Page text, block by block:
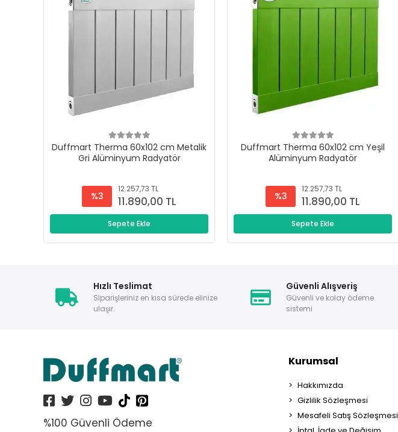
Duffmart Therma 60x102 cm Metalik
Gri Alüminyum Radyatör
%3
12.257,73 TL
11.890,00 TL
Sepete Ekle
Duffmart Therma 60x102 cm Yeşil
Alüminyum Radyatör
%3
12.257,73 TL
11.890,00 TL
Sepete Ekle
Hızlı Teslimat
Siparişleriniz en kısa sürede elinize
ulaşır.
Güvenli Alışveriş
Güvenli ve kolay ödeme
sistemi
%100 Güvenli Ödeme
Kurumsal
Hakkımızda
Gizlilik Sözleşmesi
Mesafeli Satış Sözleşmesi